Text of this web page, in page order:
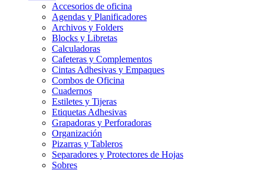
Accesorios de oficina
Agendas y Planificadores
Archivos y Folders
Blocks y Libretas
Calculadoras
Cafeteras y Complementos
Cintas Adhesivas y Empaques
Combos de Oficina
Cuadernos
Estiletes y Tijeras
Etiquetas Adhesivas
Grapadoras y Perforadoras
Organización
Pizarras y Tableros
Separadores y Protectores de Hojas
Sobres